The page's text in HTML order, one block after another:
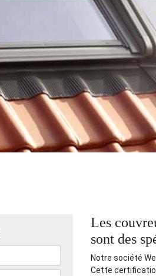
Les
sont des
Notre société
Cette